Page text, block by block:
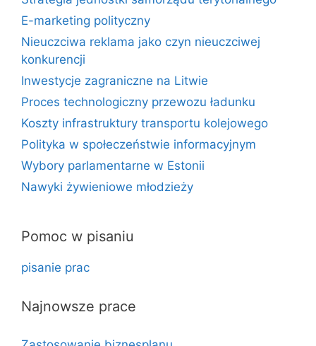
E-marketing polityczny
Nieuczciwa reklama jako czyn nieuczciwej
konkurencji
Inwestycje zagraniczne na Litwie
Proces technologiczny przewozu ładunku
Koszty infrastruktury transportu kolejowego
Polityka w społeczeństwie informacyjnym
Wybory parlamentarne w Estonii
Nawyki żywieniowe młodzieży
Pomoc w pisaniu
pisanie prac
Najnowsze prace